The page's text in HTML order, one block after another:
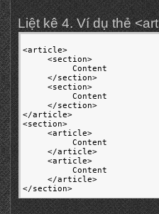
Liệt kê 4. Ví dụ thẻ
<article>
     <section>
          Content
     </section>
     <section>
          Content
     </section>
</article>
<section>
     <article>
          Content
     </article>
     <article>
          Content
     </article>
</section>